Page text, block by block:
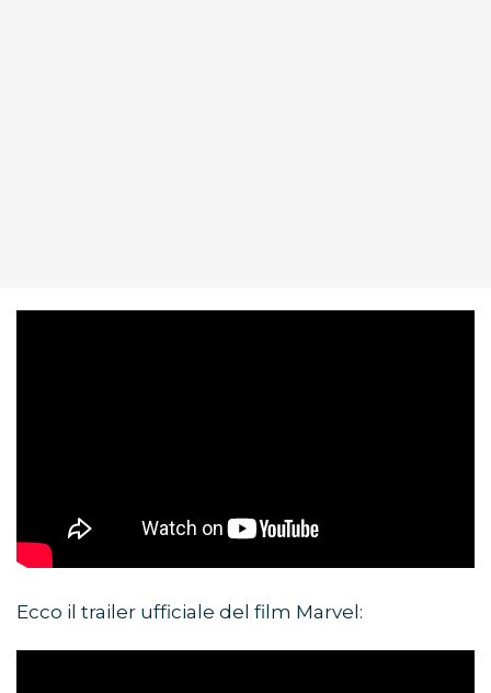
Ecco il trailer ufficiale del film Marvel: